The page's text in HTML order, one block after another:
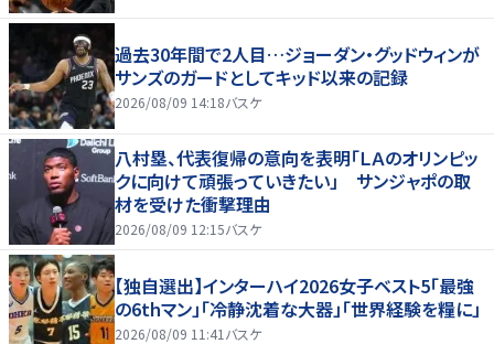
過去30年間で2人目…ジョーダン・グッドウィンが
サンズのガードとしてキッド以来の記録
2026/08/09 14:18バスケ
八村塁、代表復帰の意向を表明「ＬＡのオリンピッ
クに向けて頑張っていきたい」 サンジャポの取
材を受けた衝撃理由
2026/08/09 12:15バスケ
【独自選出】インターハイ2026女子ベスト5「最強
の6thマン」「冷静沈着な大器」「世界経験を糧に」
2026/08/09 11:41 バスケ